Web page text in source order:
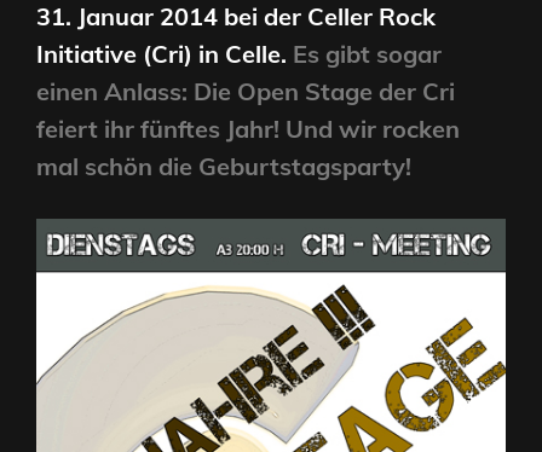
31. Januar 2014 bei der Celler Rock
Initiative (Cri) in Celle. Es gibt sogar
einen Anlass: Die Open Stage der Cri
feiert ihr fünftes Jahr! Und wir rocken
mal schön die Geburtstagsparty!